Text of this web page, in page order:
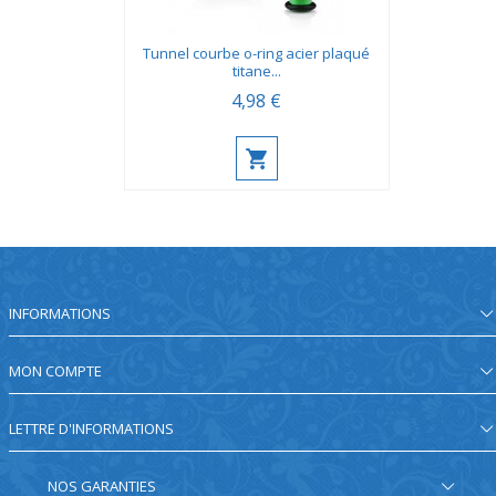
Tunnel courbe o-ring acier plaqué
titane...
4,98 €
INFORMATIONS
MON COMPTE
LETTRE D'INFORMATIONS
NOS GARANTIES